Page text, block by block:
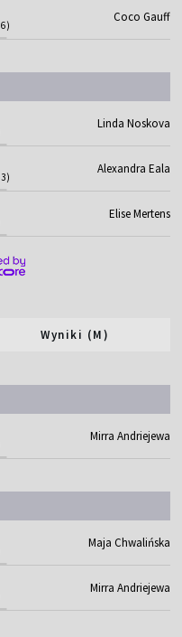
Coco Gauff
Linda Noskova
Alexandra Eala
Elise Mertens
Wyniki (M)
Mirra Andriejewa
Maja Chwalińska
Mirra Andriejewa